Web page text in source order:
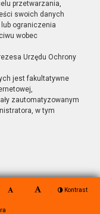
przetwarzania,
swoich danych
ograniczenia
wobec
Urzędu Ochrony
jest fakultatywne
zautomatyzowanym
w tym
Kontrast